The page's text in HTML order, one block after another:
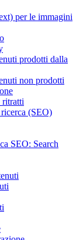
per le immagini
prodotti dalla
non prodotti
ritratti
(SEO)
SEO: Search